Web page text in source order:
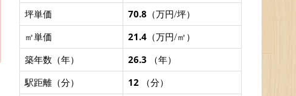
坪単価
70.8 （万円/坪）
㎡単価
21.4 （万円/㎡）
築年数（年）
26.3 （年）
駅距離（分）
12 （分）